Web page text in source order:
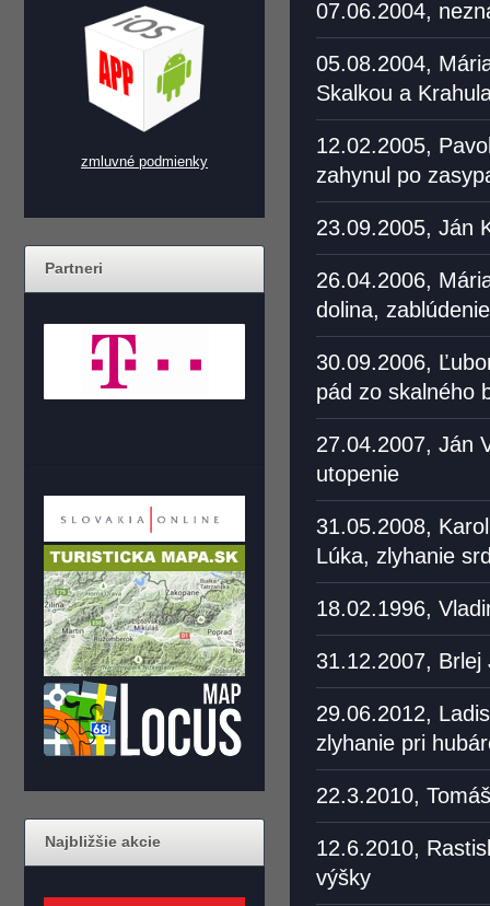
zmluvné podmienky
Partneri
Najbližšie akcie
07.06.2004,
05.08.2004,
Skalkou a
12.02.2005,
zahynul po
23.09.2005, Ján
26.04.2006,
dolina,
30.09.2006,
pád zo skalného
27.04.2007, Ján
utopenie
31.05.2008,
Lúka, zlyhanie
18.02.1996,
31.12.2007,
29.06.2012,
zlyhanie pri
22.3.2010,
12.6.2010,
výšky